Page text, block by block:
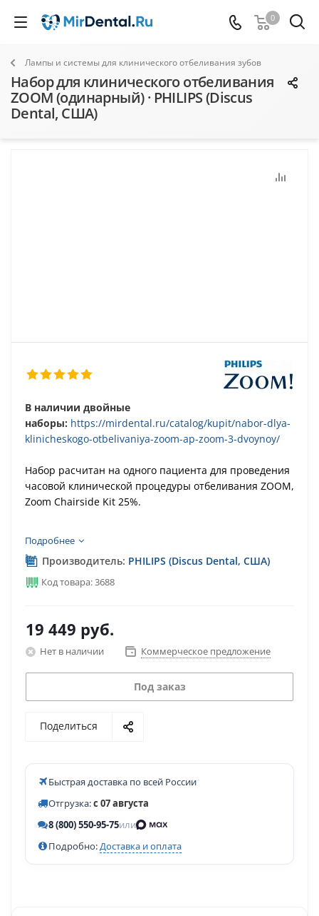
0
Лампы и системы для клинического отбеливания зубов
Набор для клинического отбеливания
ZOOM (одинарный) · PHILIPS (Discus
Dental, США)
В наличии двойные
наборы: https://mirdental.ru/catalog/kupit/nabor-dlya-
klinicheskogo-otbelivaniya-zoom-ap-zoom-3-dvoynoy/
Набор расчитан на одного пациента для проведения
часовой клинической процедуры отбеливания ZOOM,
Zoom Chairside Kit 25%.
ZOOM AP (ZOOM-3).
Подробнее
Производитель: PHILIPS (Discus Dental, США)
Код товара: 3688
19 449 руб.
Нет в наличии Коммерческое предложение
Под заказ
Поделиться
Быстрая доставка по всей России
Отгрузка:с 07 августа
8 (800) 550-95-75или
Подробно:Доставка и оплата